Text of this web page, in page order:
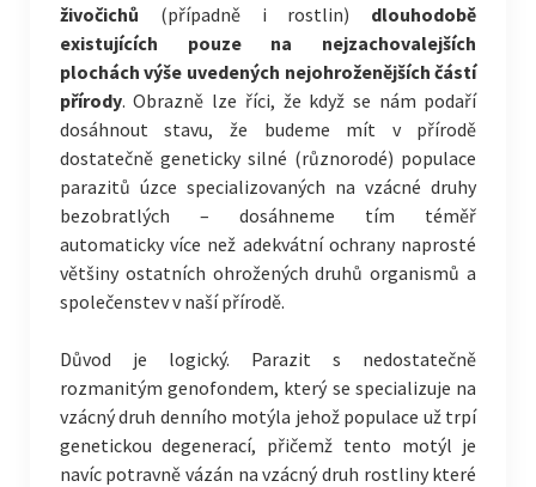
živočichů (případně i rostlin) dlouhodobě
existujících pouze na nejzachovalejších
plochách výše uvedených nejohroženějších částí
přírody. Obrazně lze říci, že když se nám podaří
dosáhnout stavu, že budeme mít v přírodě
dostatečně geneticky silné (různorodé) populace
parazitů úzce specializovaných na vzácné druhy
bezobratlých – dosáhneme tím téměř
automaticky více než adekvátní ochrany naprosté
většiny ostatních ohrožených druhů organismů a
společenstev v naší přírodě.
Důvod je logický. Parazit s nedostatečně
rozmanitým genofondem, který se specializuje na
vzácný druh denního motýla jehož populace už trpí
genetickou degenerací, přičemž tento motýl je
navíc potravně vázán na vzácný druh rostliny které